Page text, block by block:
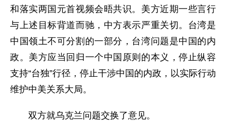
和落实两国元首视频会晤共识。美方近期一些言行
与上述目标背道而驰，中方表示严重关切。台湾是
中国领土不可分割的一部分，台湾问题是中国的内
政。美方应当回归一个中国原则的本义，停止纵容
支持“台独”行径，停止干涉中国的内政，以实际行动
维护中美关系大局。
双方就乌克兰问题交换了意见。